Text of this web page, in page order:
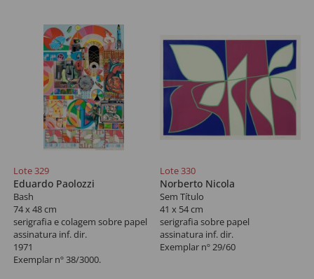
Lote 329
Eduardo Paolozzi
Bash
74 x 48 cm
serigrafia e colagem sobre papel
assinatura inf. dir.
1971
Exemplar nº 38/3000.
Lote 330
Norberto Nicola
Sem Título
41 x 54 cm
serigrafia sobre papel
assinatura inf. dir.
Exemplar nº 29/60